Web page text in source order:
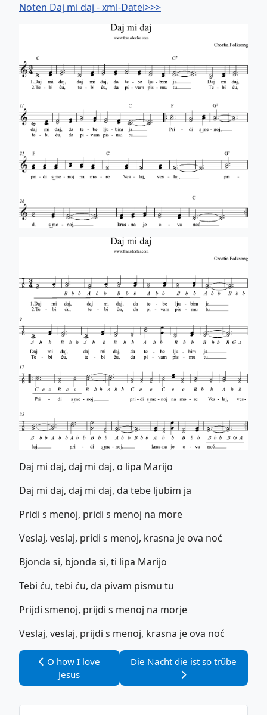
Noten Daj mi daj - xml-Datei>>>
Daj mi daj, daj mi daj, o lipa Marijo
Daj mi daj, daj mi daj, da tebe ljubim ja
Pridi s menoj, pridi s menoj na more
Veslaj, veslaj, pridi s menoj, krasna je ova noć
Bjonda si, bjonda si, ti lipa Marijo
Tebi ću, tebi ću, da pivam pismu tu
Prijdi smenoj, prijdi s menoj na morje
Veslaj, veslaj, prijdi s menoj, krasna je ova noć
Vorheriger Beitrag: O how I love Jesus
O how I love
Jesus
Nächster Beitrag: Die Nacht die
Die Nacht die ist so trübe